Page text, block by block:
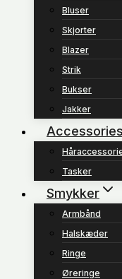
Bluser
Skjorter
Blazer
Strik
Bukser
Jakker
Accessories
Tasker
Smykker
Armbånd
Halskæder
Ringe
Øreringe